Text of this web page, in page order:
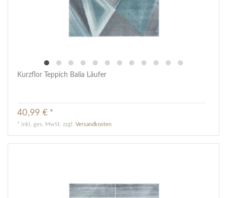
Kurzflor Teppich Balia Läufer
40,99 € *
* inkl. ges. MwSt. zzgl.Versandkosten